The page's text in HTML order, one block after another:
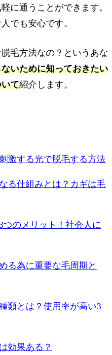
に通うことができます。
でも安心です。
毛方法なの？というあな
いために知っておきたい
て紹介します。
激する光で脱毛する方法
る仕組みとは？カギは毛
のメリット！社会人に
る為に重要な毛周期と
類とは？使用率が高い3
効果ある？